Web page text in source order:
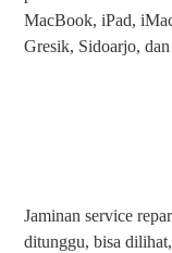
MacBook, iPad,
Gresik, Sidoarjo,
Jaminan service
ditunggu, bisa